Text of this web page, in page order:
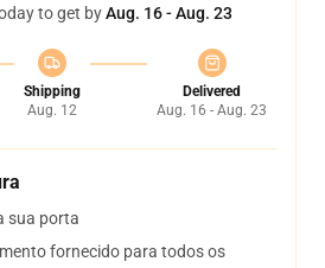
to get byAug. 16 - Aug. 23
Shipping
Aug. 12
Delivered
Aug. 16 - Aug. 23
sua porta
fornecido para todos os